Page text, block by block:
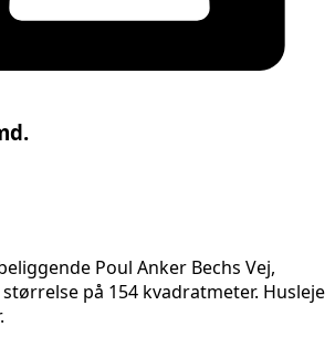
Poul Anker Bechs Vej,
på 154 kvadratmeter. Husleje